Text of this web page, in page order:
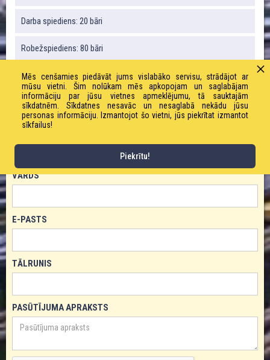
Darba spiediens: 20 bāri
Robežspiediens: 80 bāri
Svars: 16,2 g / m
Liekuma rādiuss: 36 mm
PASŪTĪT PRODUKTU!
VĀRDS
E-PASTS
TĀLRUNIS
PASŪTĪJUMA APRAKSTS
Mēs cenšamies piedāvāt jums vislabāko servisu, strādājot ar
mūsu vietni. Šim nolūkam mēs apkopojam un saglabājam
informāciju par jūsu vietnes apmeklējumu, tā sauktajām
sīkdatnēm. Sīkdatnes nesavāc un nesaglabā nekādu jūsu
personas informāciju. Izmantojot šo vietni, jūs piekrītat izmantot
sīkfailus!
Piekrītu!